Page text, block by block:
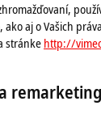
ako aj o Vašich
stránke http://
remarketing